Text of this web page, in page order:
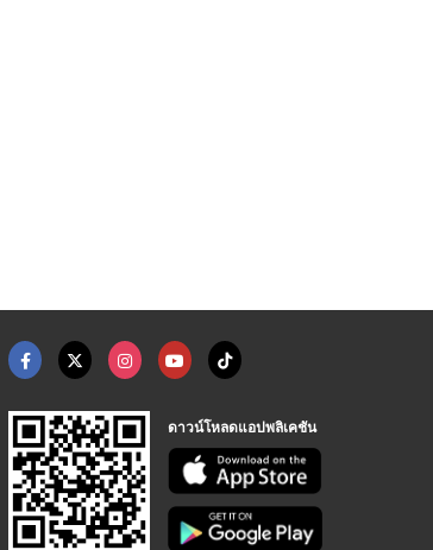
ดาวน์โหลดแอปพลิเคชัน